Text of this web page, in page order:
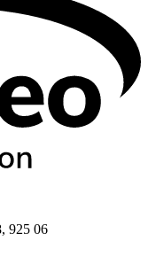
925 06